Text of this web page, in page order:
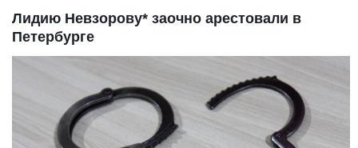
Лидию Невзорову* заочно арестовали в
Петербурге